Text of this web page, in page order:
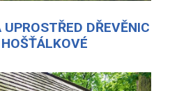
DŘEVĚNIC